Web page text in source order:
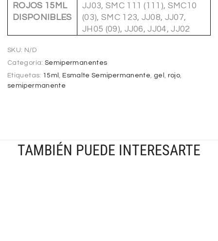
ROJOS 15ML
DISPONIBLES
JJ03, SMC 111 (111), SMC10
(03), SMC 123, JJ08, JJ07,
JH05 (09), JJ06, JJ04, JJ02
SKU: N/D
Categoría: Semipermanentes
Etiquetas: 15ml , Esmalte Semipermanente, gel , rojo,
semipermanente
TAMBIÉN PUEDE INTERESARTE